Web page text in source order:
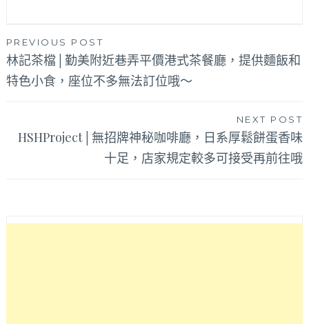
文
章
導
PREVIOUS POST
林記茶檔│勤美附近巷弄平價港式茶餐廳，提供麵飯和
特色小食，座位不多無法訂位哦～
NEXT POST
HSHProject│無招牌神秘咖啡廳，日系厚鬆餅蛋香味
十足，店家規定較多可接受再前往哦